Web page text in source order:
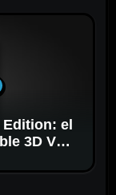
Edition: el
3D V-